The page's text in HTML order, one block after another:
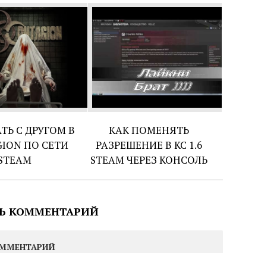
С ДРУГОМ В
ПО СЕТИ
КАК ПОМЕНЯТЬ
РАЗРЕШЕНИЕ В КС 1.6
STEAM ЧЕРЕЗ КОНСОЛЬ
КОММЕНТАРИЙ